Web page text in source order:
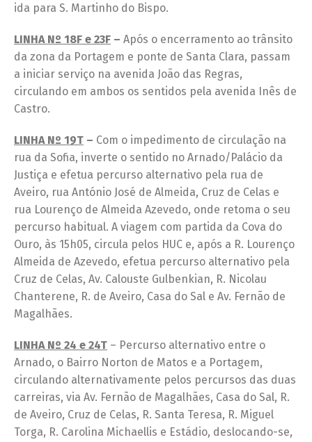
ida para S. Martinho do Bispo.
LINHA Nº 18F e 23F – Após o encerramento ao trânsito
da zona da Portagem e ponte de Santa Clara, passam
a iniciar serviço na avenida João das Regras,
circulando em ambos os sentidos pela avenida Inês de
Castro.
LINHA Nº 19T – Com o impedimento de circulação na
rua da Sofia, inverte o sentido no Arnado/Palácio da
Justiça e efetua percurso alternativo pela rua de
Aveiro, rua António José de Almeida, Cruz de Celas e
rua Lourenço de Almeida Azevedo, onde retoma o seu
percurso habitual. A viagem com partida da Cova do
Ouro, às 15h05, circula pelos HUC e, após a R. Lourenço
Almeida de Azevedo, efetua percurso alternativo pela
Cruz de Celas, Av. Calouste Gulbenkian, R. Nicolau
Chanterene, R. de Aveiro, Casa do Sal e Av. Fernão de
Magalhães.
LINHA Nº 24 e 24T – Percurso alternativo entre o
Arnado, o Bairro Norton de Matos e a Portagem,
circulando alternativamente pelos percursos das duas
carreiras, via Av. Fernão de Magalhães, Casa do Sal, R.
de Aveiro, Cruz de Celas, R. Santa Teresa, R. Miguel
Torga, R. Carolina Michaellis e Estádio, deslocando-se,